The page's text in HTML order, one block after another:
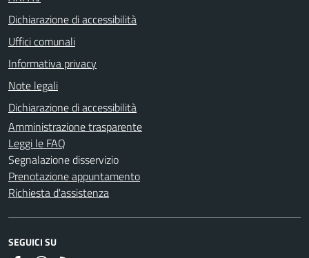
Dichiarazione di accessibilità
Uffici comunali
Informativa privacy
Note legali
Dichiarazione di accessibilità
Amministrazione trasparente
Leggi le FAQ
Segnalazione disservizio
Prenotazione appuntamento
Richiesta d'assistenza
SEGUICI SU